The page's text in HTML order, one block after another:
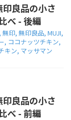
印良品の小さ
べ - 後編
, 無印, 無印良品, MUJI,
, ココナッツチキン,
キン, マッサマン
印良品の小さ
べ - 前編